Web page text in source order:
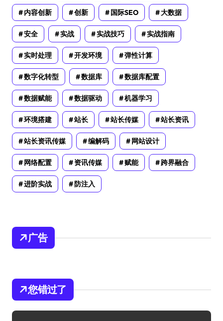
内容创新 创新 国际SEO 大数据
安全 实战 实战技巧 实战指南
实时处理 开发环境 弹性计算
数字化转型 数据库 数据库配置
数据赋能 数据驱动 机器学习
环境搭建 站长 站长传媒 站长资讯
站长资讯传媒 编解码 网站设计
网络配置 资讯传媒 赋能 跨界融合
进阶实战 防注入
广告
您错过了